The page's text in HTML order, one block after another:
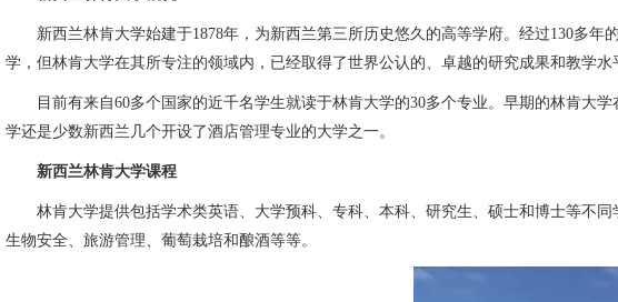
新西兰林肯大学始建于1878年，为新西兰第三所历史悠久的高等学府。经过130多年
学，但林肯大学在其所专注的领域内，已经取得了世界公认的、卓越的研究成果和教学水
目前有来自60多个国家的近千名学生就读于林肯大学的30多个专业。早期的林肯大学
学还是少数新西兰几个开设了酒店管理专业的大学之一。
新西兰林肯大学课程
林肯大学提供包括学术类英语、大学预科、专科、本科、研究生、硕士和博士等不同
生物安全、旅游管理、葡萄栽培和酿酒等等。